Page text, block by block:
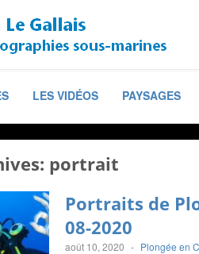
LES VIDÉOS PAYSAGES
portrait
Portraits de
08-2020
août 10, 2020 - Plongée en